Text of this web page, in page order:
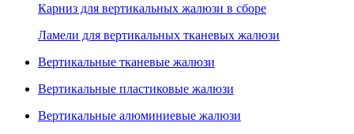
Карниз для вертикальных жалюзи в сборе
Ламели для вертикальных тканевых жалюзи
Вертикальные тканевые жалюзи
Вертикальные пластиковые жалюзи
Вертикальные алюминиевые жалюзи